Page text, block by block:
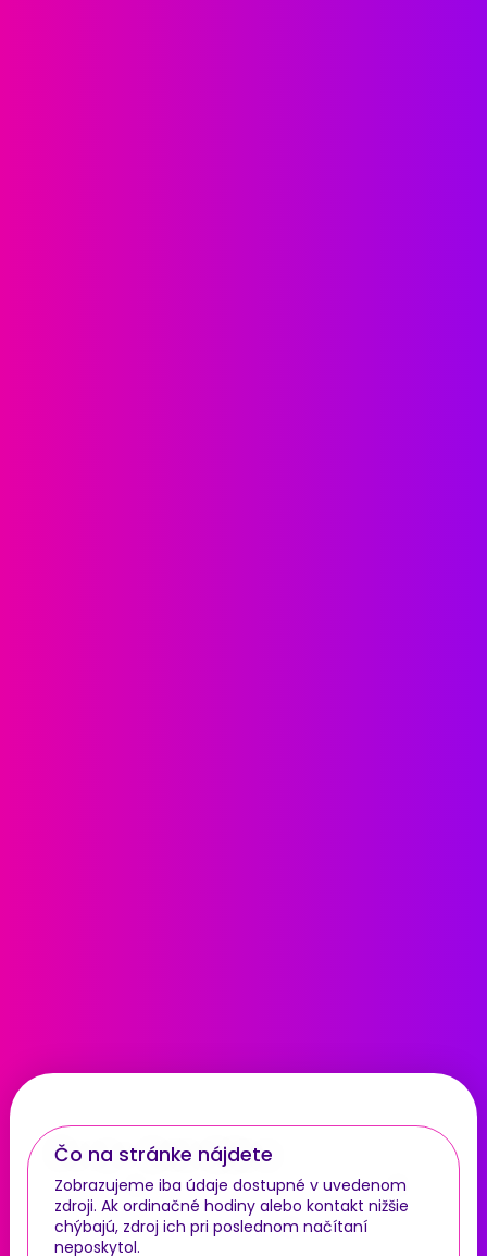
Čo na stránke nájdete
Zobrazujeme iba údaje dostupné v uvedenom
zdroji. Ak ordinačné hodiny alebo kontakt nižšie
chýbajú, zdroj ich pri poslednom načítaní
neposkytol.